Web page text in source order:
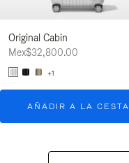
Original Cabin
Mex$32,800.00
+1
AÑADIR A LA CESTA